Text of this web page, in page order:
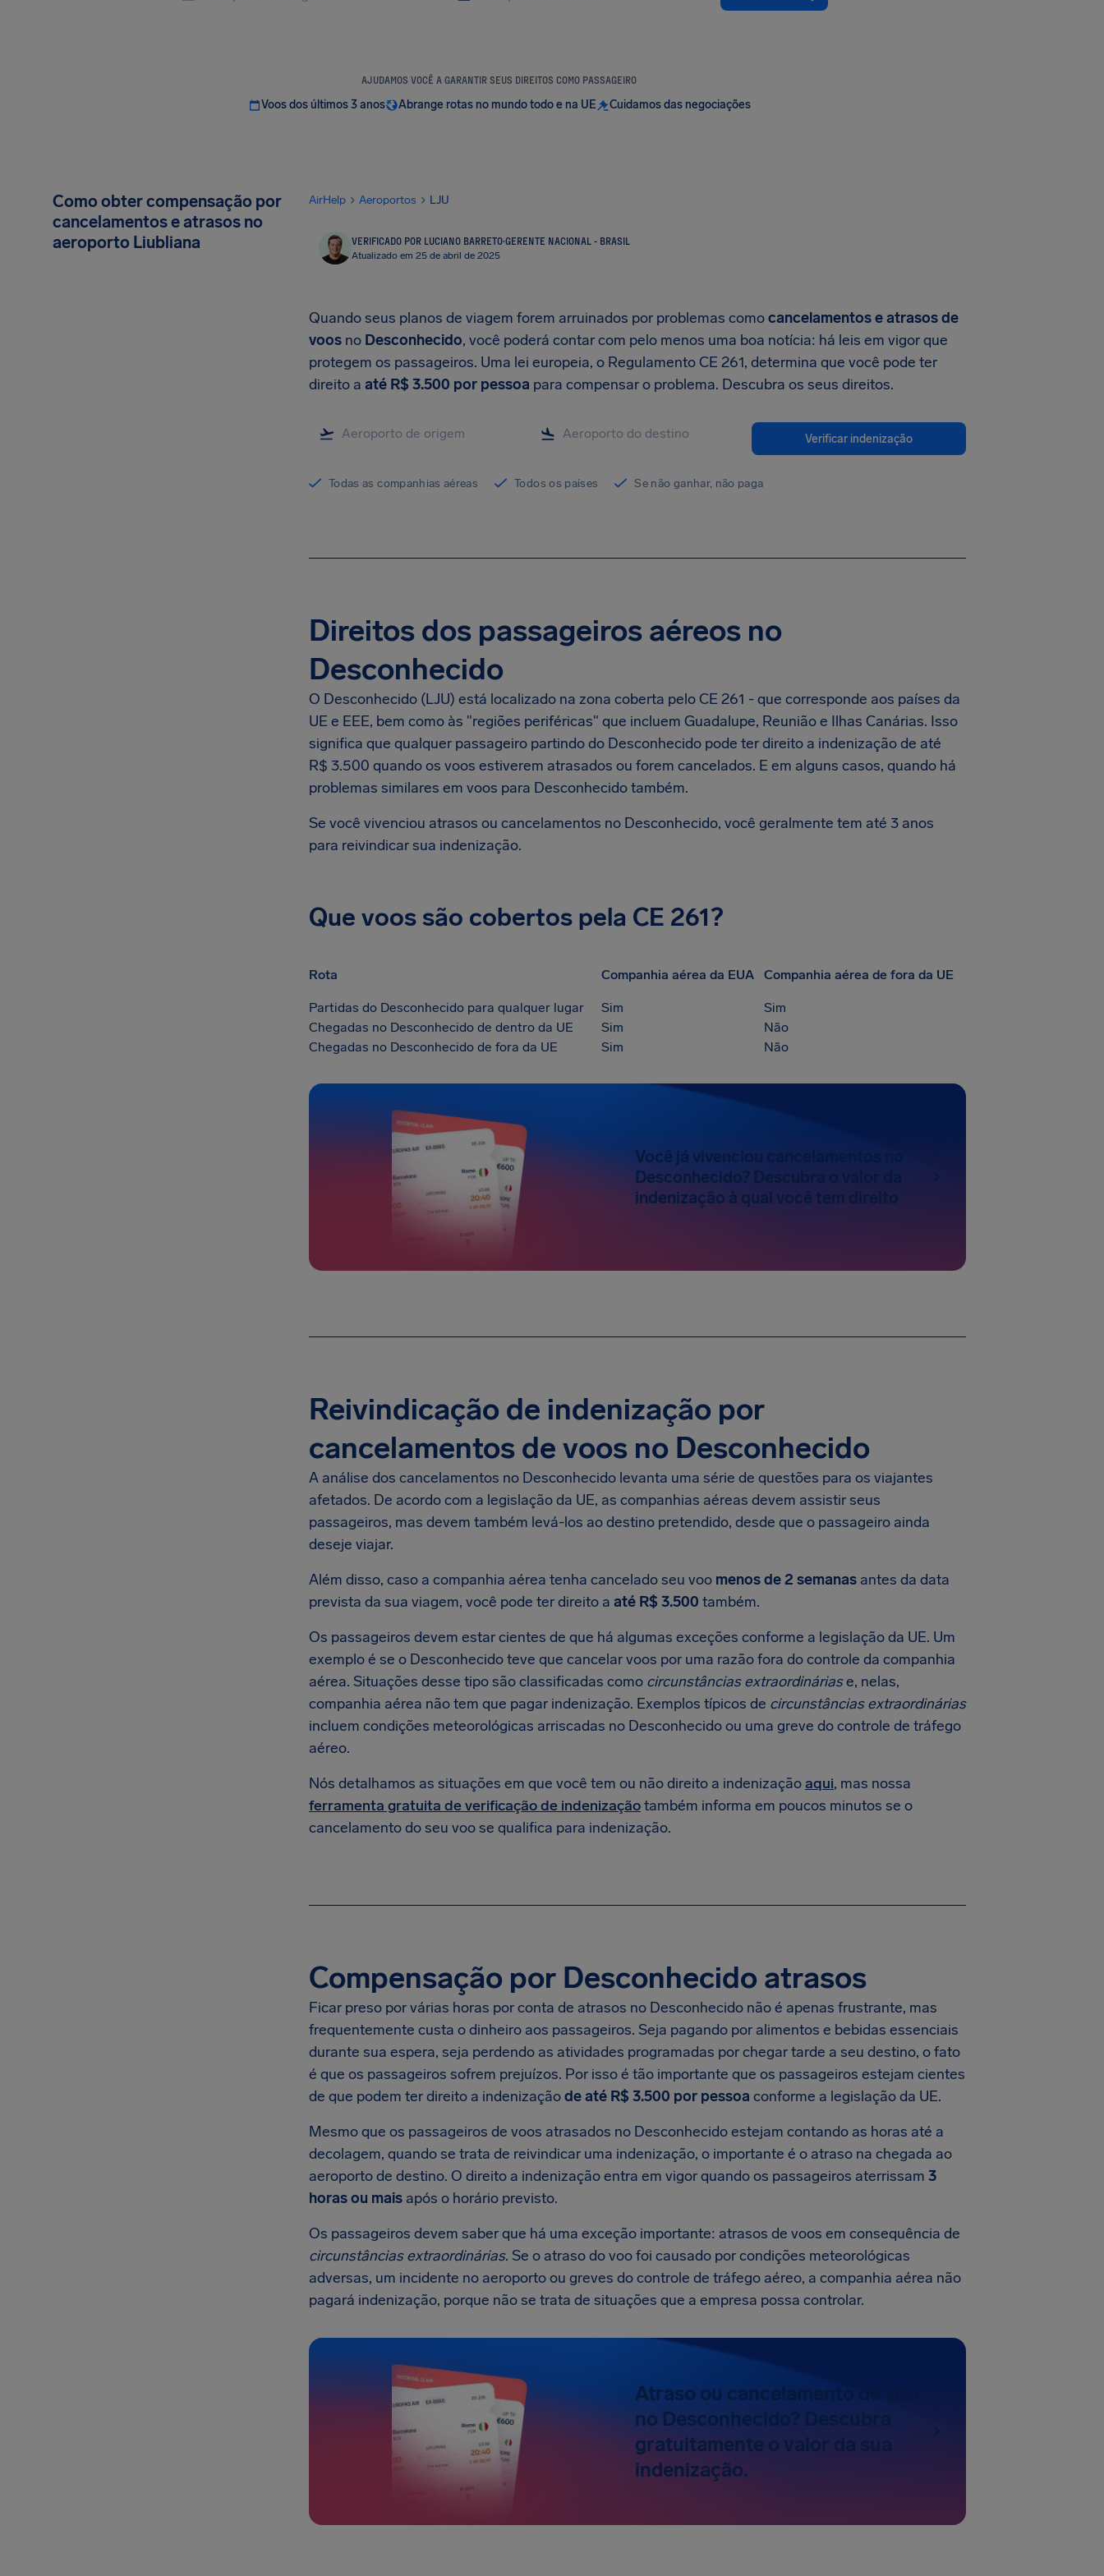
AJUDAMOS VOCÊ A GARANTIR SEUS DIREITOS COMO PASSAGEIRO
Voos dos últimos 3 anos Abrange rotas no mundo todo e na UE Cuidamos das negociações
Como obter compensação por
cancelamentos e atrasos no
aeroporto Liubliana
AirHelp Aeroportos LJU
VERIFICADO POR LUCIANO BARRETO·GERENTE NACIONAL - BRASIL
Atualizado em 25 de abril de 2025
Quando seus planos de viagem forem arruinados por problemas comocancelamentos e atrasos de
voos no Desconhecido, você poderá contar com pelo menos uma boa notícia: há leis em vigor que
protegem os passageiros. Uma lei europeia, o Regulamento CE 261, determina que você pode ter
direito a até R$ 3.500 por pessoa para compensar o problema. Descubra os seus direitos.
Verificar indenização
Todas as companhias aéreas Todos os países Se não ganhar, não paga
Direitos dos passageiros aéreos no
Desconhecido
O Desconhecido (LJU) está localizado na zona coberta pelo CE 261 - que corresponde aos países da
UE e EEE, bem como às "regiões periféricas" que incluem Guadalupe, Reunião e Ilhas Canárias. Isso
significa que qualquer passageiro partindo do Desconhecido pode ter direito a indenização de até
R$ 3.500 quando os voos estiverem atrasados ou forem cancelados. E em alguns casos, quando há
problemas similares em voos para Desconhecido também.
Se você vivenciou atrasos ou cancelamentos no Desconhecido, você geralmente tem até 3 anos
para reivindicar sua indenização.
Que voos são cobertos pela CE 261?
Rota Companhia aérea da EUA Companhia aérea de fora da UE
Partidas do Desconhecido para qualquer lugar Sim
Sim
Chegadas no Desconhecido de dentro da UE
Sim
Não
Chegadas no Desconhecido de fora da UE
Sim Não
Você já vivenciou cancelamentos no
Desconhecido? Descubra o valor da
indenização à qual você tem direito
Reivindicação de indenização por
cancelamentos de voos no Desconhecido
A análise dos cancelamentos no Desconhecido levanta uma série de questões para os viajantes
afetados. De acordo com a legislação da UE, as companhias aéreas devem assistir seus
passageiros, mas devem também levá-los ao destino pretendido, desde que o passageiro ainda
deseje viajar.
Além disso, caso a companhia aérea tenha cancelado seu voo menos de 2 semanas antes da data
prevista da sua viagem, você pode ter direito a até R$ 3.500 também.
Os passageiros devem estar cientes de que há algumas exceções conforme a legislação da UE. Um
exemplo é se o Desconhecido teve que cancelar voos por uma razão fora do controle da companhia
aérea. Situações desse tipo são classificadas como circunstâncias extraordináriase, nelas,
companhia aérea não tem que pagar indenização. Exemplos típicos de circunstâncias extraordinárias
incluem condições meteorológicas arriscadas no Desconhecido ou uma greve do controle de tráfego
aéreo.
Nós detalhamos as situações em que você tem ou não direito a indenizaçãoaqui, mas nossa
ferramenta gratuita de verificação de indenizaçãotambém informa em poucos minutos se o
cancelamento do seu voo se qualifica para indenização.
Compensação por Desconhecido atrasos
Ficar preso por várias horas por conta de atrasos no Desconhecido não é apenas frustrante, mas
frequentemente custa o dinheiro aos passageiros. Seja pagando por alimentos e bebidas essenciais
durante sua espera, seja perdendo as atividades programadas por chegar tarde a seu destino, o fato
é que os passageiros sofrem prejuízos. Por isso é tão importante que os passageiros estejam cientes
de que podem ter direito a indenizaçãode até R$ 3.500 por pessoa conforme a legislação da UE.
Mesmo que os passageiros de voos atrasados no Desconhecido estejam contando as horas até a
decolagem, quando se trata de reivindicar uma indenização, o importante é o atraso na chegada ao
aeroporto de destino. O direito a indenização entra em vigor quando os passageiros aterrissam 3
horas ou mais após o horário previsto.
Os passageiros devem saber que há uma exceção importante: atrasos de voos em consequência de
circunstâncias extraordinárias. Se o atraso do voo foi causado por condições meteorológicas
adversas, um incidente no aeroporto ou greves do controle de tráfego aéreo, a companhia aérea não
pagará indenização, porque não se trata de situações que a empresa possa controlar.
Atraso ou cancelamento de voo
no Desconhecido? Descubra
gratuitamente o valor da sua
indenização.